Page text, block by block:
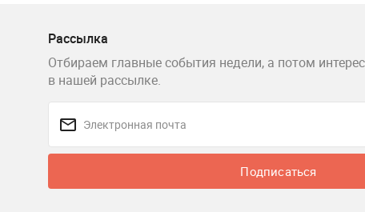
Рассылка
Отбираем главные события недели, а потом
в нашей рассылке.
Подписаться